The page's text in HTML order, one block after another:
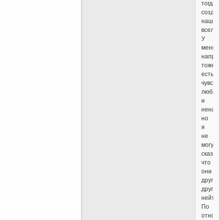
тогда
нашу
У
меня,
тоже
есть
любви
и
но
я
не
могу
что
они
друг
друга
По